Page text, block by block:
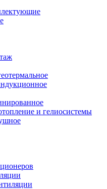
и гелиосистемы